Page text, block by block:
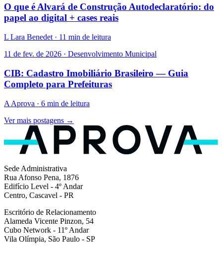
O que é Alvará de Construção Autodeclaratório: do
papel ao digital + cases reais
L Lara Benedet · 11 min de leitura
11 de fev. de 2026 · Desenvolvimento Municipal
CIB: Cadastro Imobiliário Brasileiro — Guia
Completo para Prefeituras
A Aprova · 6 min de leitura
Ver mais postagens →
Sede Administrativa
Rua Afonso Pena, 1876
Edifício Level - 4º Andar
Centro, Cascavel - PR
Escritório de Relacionamento
Alameda Vicente Pinzon, 54
Cubo Network - 11º Andar
Vila Olímpia, São Paulo - SP